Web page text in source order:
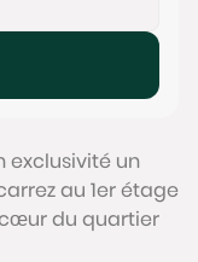
exclusivité un
au 1er étage
du quartier